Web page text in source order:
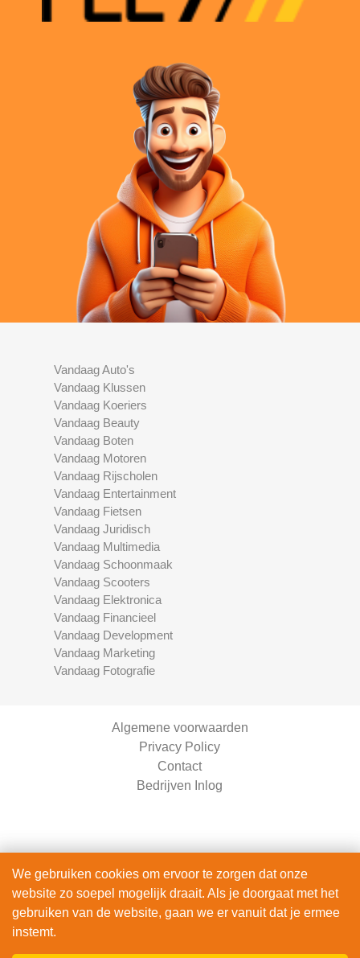
Vandaag Auto's
Vandaag Klussen
Vandaag Koeriers
Vandaag Beauty
Vandaag Boten
Vandaag Motoren
Vandaag Rijscholen
Vandaag Entertainment
Vandaag Fietsen
Vandaag Juridisch
Vandaag Multimedia
Vandaag Schoonmaak
Vandaag Scooters
Vandaag Elektronica
Vandaag Financieel
Vandaag Development
Vandaag Marketing
Vandaag Fotografie
Algemene voorwaarden
Privacy Policy
Contact
Bedrijven Inlog
Vandaag Motoren is onderdeel van
The Right Service B.V. | KVK 90914872
We gebruiken cookies om ervoor te zorgen dat onze
website zo soepel mogelijk draait. Als je doorgaat met het
gebruiken van de website, gaan we er vanuit dat je ermee
instemt.